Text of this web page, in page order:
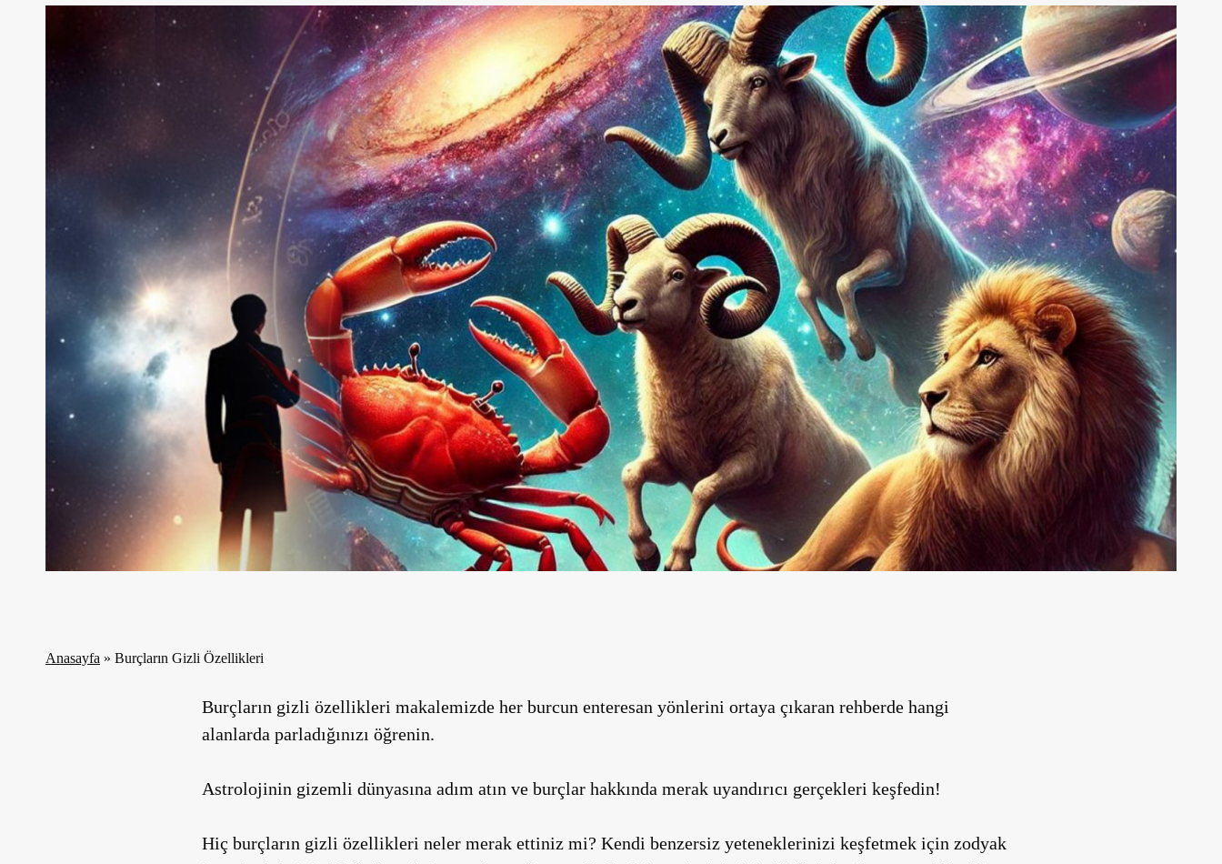
Anasayfa » Burçların Gizli Özellikleri
Burçların gizli özellikleri makalemizde her burcun enteresan yönlerini ortaya çıkaran rehberde hangi
alanlarda parladığınızı öğrenin.
Astrolojinin gizemli dünyasına adım atın ve burçlar hakkında merak uyandırıcı gerçekleri keşfedin!
Hiç burçların gizli özellikleri neler merak ettiniz mi? Kendi benzersiz yeteneklerinizi keşfetmek için zodyak